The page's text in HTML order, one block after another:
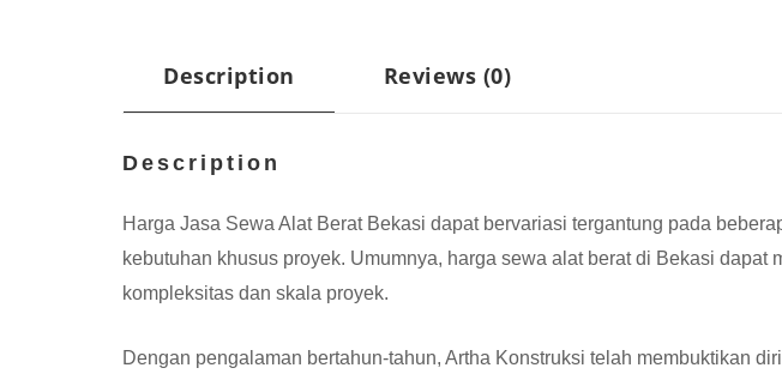
Description Reviews (0)
Description
Harga Jasa Sewa Alat Berat Bekasi dapat bervariasi tergantung pada
kebutuhan khusus proyek. Umumnya, harga sewa alat berat di Bekasi
kompleksitas dan skala proyek.
Dengan pengalaman bertahun-tahun, Artha Konstruksi telah membuktikan